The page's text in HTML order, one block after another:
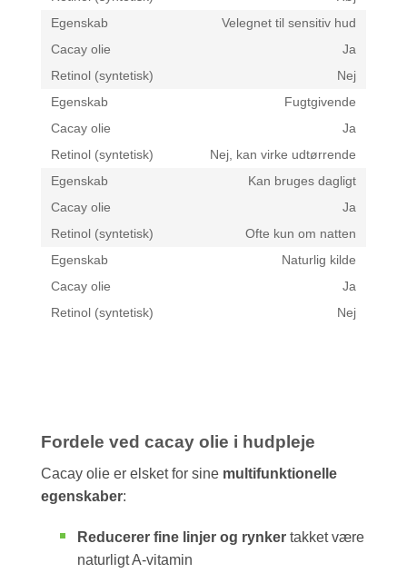
Velegnet til sensitiv hud
Ja
Nej
Fugtgivende
Ja
Nej, kan virke udtørrende
Kan bruges dagligt
Ja
Ofte kun om natten
Naturlig kilde
Ja
Nej
Fordele ved cacay olie i hudpleje
Cacay olie er elsket for sine multifunktionelle
egenskaber:
Reducerer fine linjer og rynkertakket være
naturligt A-vitamin